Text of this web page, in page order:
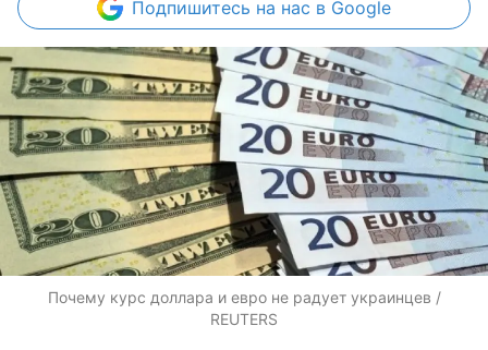
Подпишитесь на нас в Google
Почему курс доллара и евро не радует украинцев /
REUTERS